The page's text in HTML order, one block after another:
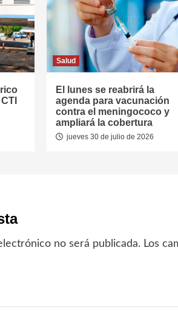
Salud
El lunes se reabrirá la
agenda para vacunación
contra el meningococo y
ampliará la cobertura
jueves 30 de julio de 2026
no será publicada. Los